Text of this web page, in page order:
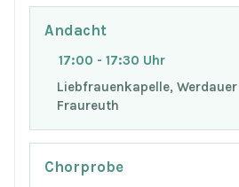
Andacht
17:00 - 17:30 Uhr
Liebfrauenkapelle,
Fraureuth
Chorprobe